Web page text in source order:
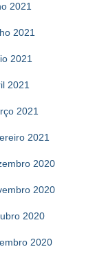
2021
2021
2021
2021
2021
2021
2020
2020
2020
2020